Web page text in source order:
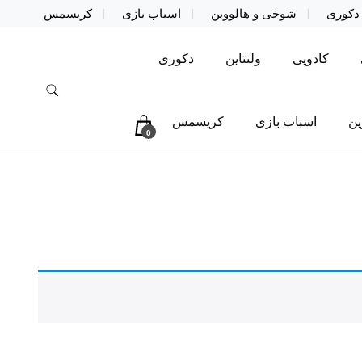
دکوری شوخی و هالووین اسباب بازی کریسمس
کادویی ولنتاین دکوری
اسباب بازی کریسمس
0